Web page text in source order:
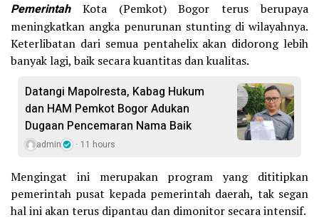
PemerintahKota (Pemkot) Bogor terus berupaya
meningkatkan angka penurunan stunting di wilayahnya.
Keterlibatan dari semua pentahelix akan didorong lebih
banyak lagi, baik secara kuantitas dan kualitas.
Datangi Mapolresta, Kabag Hukum
dan HAM Pemkot Bogor Adukan
Dugaan Pencemaran Nama Baik
admin 11 hours
Mengingat ini merupakan program yang dititipkan
pemerintah pusat kepada pemerintah daerah, tak segan
hal ini akan terus dipantau dan dimonitor secara intensif.